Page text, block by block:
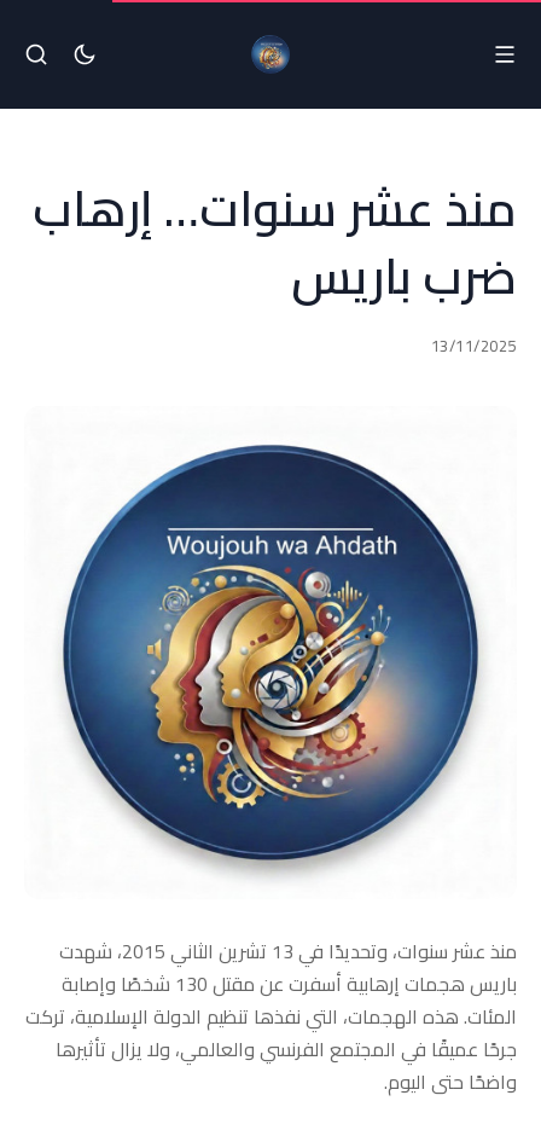
منذ عشر سنوات… إرهاب
ضرب باريس
13/11/2025
منذ عشر سنوات، وتحديدًا في 13 تشرين الثاني 2015، شهدت
باريس هجمات إرهابية أسفرت عن مقتل 130 شخصًا وإصابة
المئات. هذه الهجمات، التي نفذها تنظيم الدولة الإسلامية، تركت
جرحًا عميقًا في المجتمع الفرنسي والعالمي، ولا يزال تأثيرها
واضحًا حتى اليوم.